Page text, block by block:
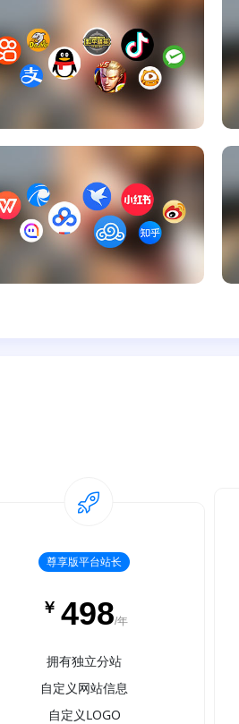
尊享版平台站长
￥ 498/年
拥有独立分站
自定义网站信息
自定义LOGO